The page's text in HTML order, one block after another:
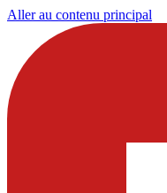
Aller au contenu principal